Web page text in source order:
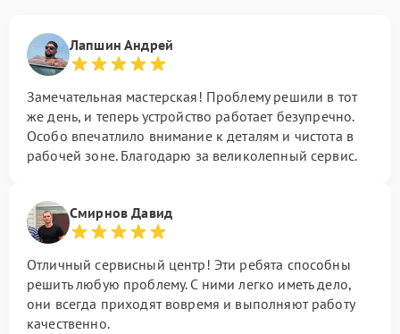
Лапшин Андрей
Замечательная мастерская! Проблему решили в тот
же день, и теперь устройство работает безупречно.
Особо впечатлило внимание к деталям и чистота в
рабочей зоне. Благодарю за великолепный сервис.
Смирнов Давид
Отличный сервисный центр! Эти ребята способны
решить любую проблему. С ними легко иметь дело,
они всегда приходят вовремя и выполняют работу
качественно.